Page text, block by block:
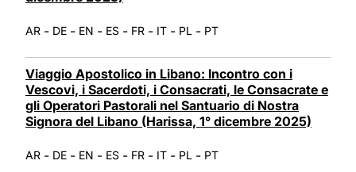
AR - DE - EN - ES - FR - IT - PL - PT
Viaggio Apostolico in Libano: Incontro con i
Vescovi, i Sacerdoti, i Consacrati, le Consacrate e
gli Operatori Pastorali nel Santuario di Nostra
Signora del Libano (Harissa, 1° dicembre 2025)
AR - DE - EN - ES - FR - IT - PL - PT